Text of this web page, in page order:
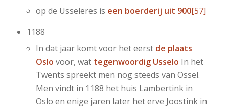
op de Usseleres is een boerderij uit 900[57]
1188
In dat jaar komt voor het eerst de plaats
Oslo voor, wat tegenwoordig Usselo In het
Twents spreekt men nog steeds van Ossel.
Men vindt in 1188 het huis Lambertink in
Oslo en enige jaren later het erve Joostink in